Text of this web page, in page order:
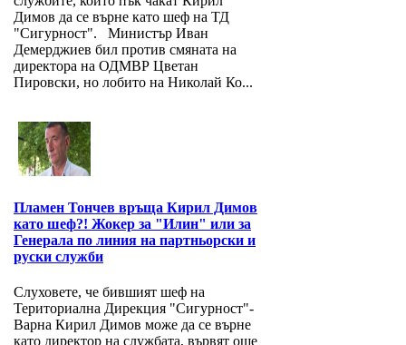
Димов да се върне като шеф на ТД
"Сигурност". Министър Иван
Демерджиев бил против смяната на
директора на ОДМВР Цветан
Пировски, но лобито на Николай Ко...
Пламен Тончев връща Кирил Димов
като шеф?! Жокер за "Илин" или за
Генерала по линия на партньорски и
руски служби
Слуховете, че бившият шеф на
Териториална Дирекция "Сигурност"-
Варна Кирил Димов може да се върне
като директор на службата, вървят още